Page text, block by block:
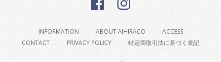
INFORMATION ABOUT AIHIRACO
ACCESS
CONTACT
PRIVACY POLICY 特定商取引法に基づく表記